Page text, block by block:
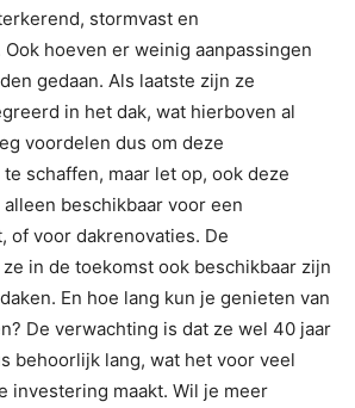
stormvast en
hoeven er weinig aanpassingen
gedaan. Als laatste zijn ze
in het dak, wat hierboven al
voordelen dus om deze
schaffen, maar let op, ook deze
beschikbaar voor een
of voor dakrenovaties. De
in de toekomst ook beschikbaar zijn
En hoe lang kun je genieten van
De verwachting is dat ze wel 40 jaar
behoorlijk lang, wat het voor veel
investering maakt. Wil je meer